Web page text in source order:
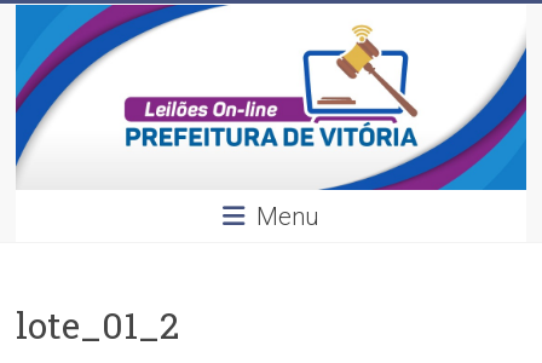
content
Leilões
Divulgação
dos
leilões
realizados
pela
Menu
lote_01_2